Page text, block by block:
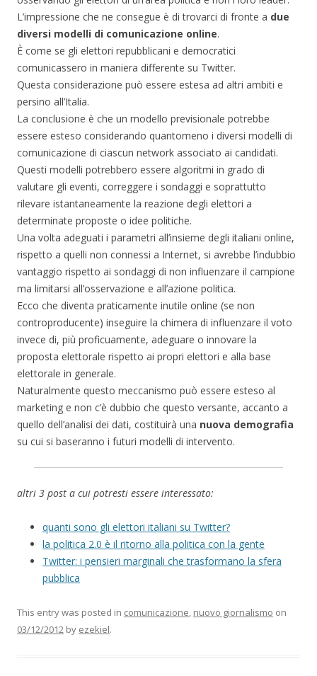
L’impressione che ne consegue è di trovarci di fronte a due
diversi modelli di comunicazione online.
È come se gli elettori repubblicani e democratici
comunicassero in maniera differente su Twitter.
Questa considerazione può essere estesa ad altri ambiti e
persino all’Italia.
La conclusione è che un modello previsionale potrebbe
essere esteso considerando quantomeno i diversi modelli di
comunicazione di ciascun network associato ai candidati.
Questi modelli potrebbero essere algoritmi in grado di
valutare gli eventi, correggere i sondaggi e soprattutto
rilevare istantaneamente la reazione degli elettori a
determinate proposte o idee politiche.
Una volta adeguati i parametri all’insieme degli italiani online,
rispetto a quelli non connessi a Internet, si avrebbe l’indubbio
vantaggio rispetto ai sondaggi di non influenzare il campione
ma limitarsi all’osservazione e all’azione politica.
Ecco che diventa praticamente inutile online (se non
controproducente) inseguire la chimera di influenzare il voto
invece di, più proficuamente, adeguare o innovare la
proposta elettorale rispetto ai propri elettori e alla base
elettorale in generale.
Naturalmente questo meccanismo può essere esteso al
marketing e non c’è dubbio che questo versante, accanto a
quello dell’analisi dei dati, costituirà una nuova demografia
su cui si baseranno i futuri modelli di intervento.
altri 3 post a cui potresti essere interessato:
quanti sono gli elettori italiani su Twitter?
la politica 2.0 è il ritorno alla politica con la gente
Twitter: i pensieri marginali che trasformano la sfera
pubblica
This entry was posted in comunicazione, nuovo giornalismo on
03/12/2012 by ezekiel.